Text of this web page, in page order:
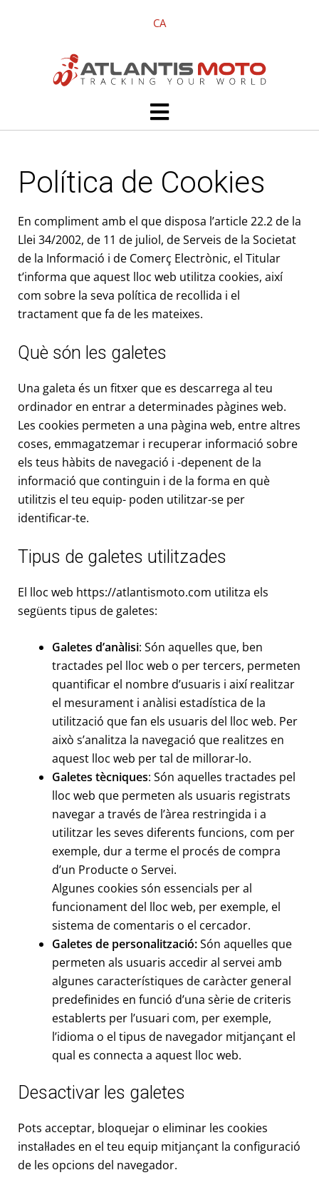
CA
Main
Menu
Política de Cookies
En compliment amb el que disposa l’article 22.2 de la
Llei 34/2002, de 11 de juliol, de Serveis de la Societat
de la Informació i de Comerç Electrònic, el Titular
t’informa que aquest lloc web utilitza cookies, així
com sobre la seva política de recollida i el
tractament que fa de les mateixes.
Què són les galetes
Una galeta és un fitxer que es descarrega al teu
ordinador en entrar a determinades pàgines web.
Les cookies permeten a una pàgina web, entre altres
coses, emmagatzemar i recuperar informació sobre
els teus hàbits de navegació i -depenent de la
informació que continguin i de la forma en què
utilitzis el teu equip- poden utilitzar-se per
identificar-te.
Tipus de galetes utilitzades
El lloc web https://atlantismoto.com utilitza els
següents tipus de galetes:
Galetes d’anàlisi: Són aquelles que, ben
tractades pel lloc web o per tercers, permeten
quantificar el nombre d’usuaris i així realitzar
el mesurament i anàlisi estadística de la
utilització que fan els usuaris del lloc web. Per
això s’analitza la navegació que realitzes en
aquest lloc web per tal de millorar-lo.
Galetes tècniques: Són aquelles tractades pel
lloc web que permeten als usuaris registrats
navegar a través de l’àrea restringida i a
utilitzar les seves diferents funcions, com per
exemple, dur a terme el procés de compra
d’un Producte o Servei.
Algunes cookies són essencials per al
funcionament del lloc web, per exemple, el
sistema de comentaris o el cercador.
Galetes de personalització:Són aquelles que
permeten als usuaris accedir al servei amb
algunes característiques de caràcter general
predefinides en funció d’una sèrie de criteris
establerts per l’usuari com, per exemple,
l’idioma o el tipus de navegador mitjançant el
qual es connecta a aquest lloc web.
Desactivar les galetes
Pots acceptar, bloquejar o eliminar les cookies
instal·lades en el teu equip mitjançant la configuració
de les opcions del navegador.